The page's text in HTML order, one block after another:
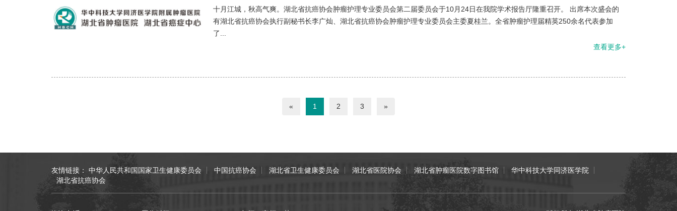
十月江城，秋高气爽。湖北省抗癌协会肿瘤护理专业委员会第二届委员会于10月24日在我院学术报告厅隆重召开。 出席本次盛会的
有湖北省抗癌协会执行副秘书长李广灿、湖北省抗癌协会肿瘤护理专业委员会主委夏桂兰。全省肿瘤护理届精英250余名代表参加
了...
查看更多+
« 1 2 3 »
友情链接： 中华人民共和国国家卫生健康委员会 中国抗癌协会 湖北省卫生健康委员会 湖北省医院协会 湖北省肿瘤医院数字图书馆
华中科技大学同济医学院
湖北省抗癌协会